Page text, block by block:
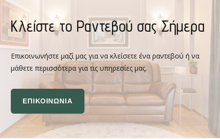
Κλείστε το Ραντεβού σας Σήμερα
Επικοινωνήστε μαζί μας για να κλείσετε ένα ραντεβού ή να
μάθετε περισσότερα για τις υπηρεσίες μας.
ΕΠΙΚΟΙΝΩΝΙΑ